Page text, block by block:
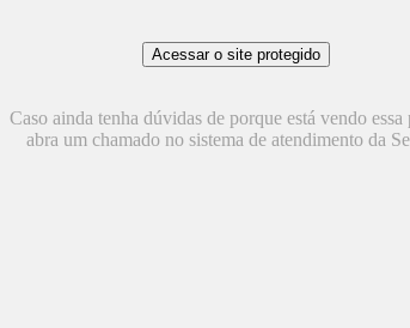
Caso ainda tenha dúvidas de porque está vendo essa
abra um chamado no sistema de atendimento da